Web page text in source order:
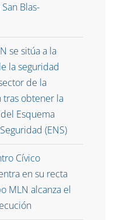
Blas-
se sitúa a la
la seguridad
de la
tras obtener la
Esquema
(ENS)
Cívico
en su recta
MLN alcanza el